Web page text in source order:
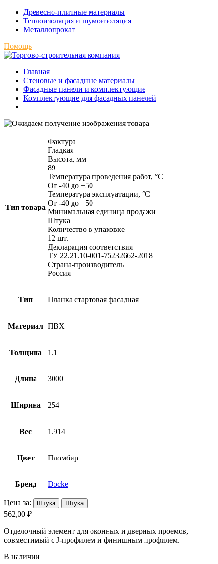
Древесно-плитные материалы
Теплоизоляция и шумоизоляция
Металлопрокат
Помощь
Главная
Стеновые и фасадные материалы
Фасадные панели и комплектующие
Комплектующие для фасадных панелей
Тип товара
Фактура
Гладкая
Высота, мм
89
Температура проведения работ, °С
От -40 до +50
Температура эксплуатации, °С
От -40 до +50
Минимальная единица продажи
Штука
Количество в упаковке
12 шт.
Декларация соответствия
ТУ 22.21.10-001-75232662-2018
Страна-производитель
Россия
Тип Планка стартовая фасадная
Материал ПВХ
Толщина 1.1
Длина 3000
Ширина 254
Вес 1.914
Цвет Пломбир
Бренд Docke
Цена за: Штука Штука
562,00 ₽
Отделочный элемент для оконных и дверных проемов,
совместимый с J-профилем и финишным профилем.
В наличии